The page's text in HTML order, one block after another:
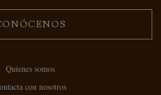
Quienes somos
con nosotros